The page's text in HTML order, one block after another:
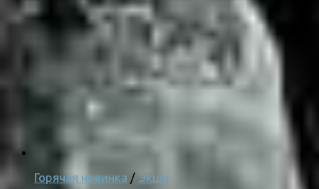
Горячая новинка / Экшн